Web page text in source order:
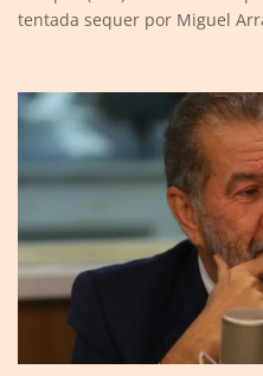
tentada sequer por Miguel